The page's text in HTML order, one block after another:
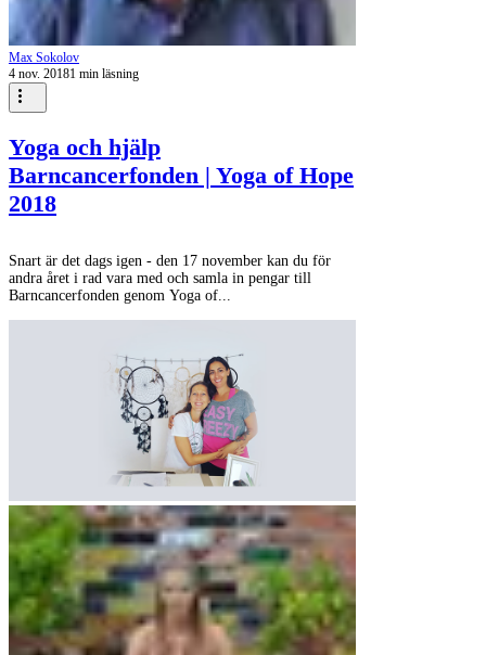
Max Sokolov
4 nov. 20181 min läsning
Yoga och hjälp
Barncancerfonden | Yoga of Hope
2018
Snart är det dags igen - den 17 november kan du för
andra året i rad vara med och samla in pengar till
Barncancerfonden genom Yoga of...